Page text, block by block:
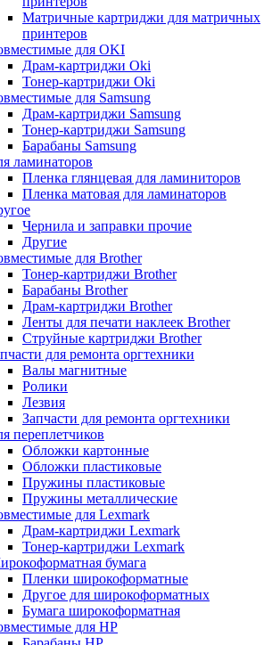
Матричные картриджи для матричных
принтеров
для OKI
Драм-картриджи Oki
Тонер-картриджи Oki
для Samsung
Драм-картриджи Samsung
Тонер-картриджи Samsung
Барабаны Samsung
ламинаторов
Пленка глянцевая для ламиниторов
Пленка матовая для ламинаторов
Чернила и заправки прочие
Другие
для Brother
Тонер-картриджи Brother
Барабаны Brother
Драм-картриджи Brother
Ленты для печати наклеек Brother
Струйные картриджи Brother
для ремонта оргтехники
Валы магнитные
Ролики
Лезвия
Запчасти для ремонта оргтехники
переплетчиков
Обложки картонные
Обложки пластиковые
Пружины пластиковые
Пружины металлические
для Lexmark
Драм-картриджи Lexmark
Тонер-картриджи Lexmark
бумага
Пленки широкоформатные
Другое для широкоформатных
Бумага широкоформатная
для HP